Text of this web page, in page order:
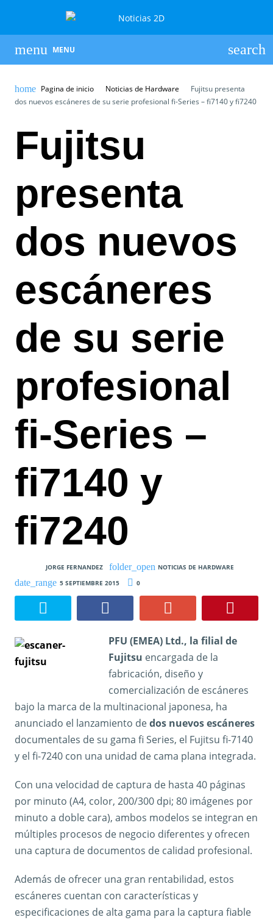
MENU
Pagina de inicio Noticias de Hardware
Fujitsu presenta
dos nuevos escáneres de su serie profesional fi-Series – fi7140 y fi7240
Fujitsu
presenta
dos nuevos
escáneres
de su serie
profesional
fi-Series –
fi7140 y
fi7240
JORGE FERNANDEZ
NOTICIAS DE HARDWARE
5 SEPTIEMBRE 2015
0
PFU (EMEA) Ltd., la filial de
Fujitsu encargada de la
fabricación, diseño y
comercialización de escáneres
bajo la marca de la multinacional japonesa, ha
anunciado el lanzamiento dedos nuevos escáneres
documentales de su gama fi Series, el Fujitsu fi-7140
y el fi-7240 con una unidad de cama plana integrada.
Con una velocidad de captura de hasta 40 páginas
por minuto (A4, color, 200/300 dpi; 80 imágenes por
minuto a doble cara), ambos modelos se integran en
múltiples procesos de negocio diferentes y ofrecen
una captura de documentos de calidad profesional.
Además de ofrecer una gran rentabilidad, estos
escáneres cuentan con características y
especificaciones de alta gama para la captura fiable